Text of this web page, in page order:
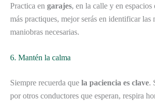
Practica en garajes, en la calle y en espacios
más practiques, mejor serás en identificar las
maniobras necesarias.
6. Mantén la calma
Siempre recuerda que la paciencia es clave.
por otros conductores que esperan, respira